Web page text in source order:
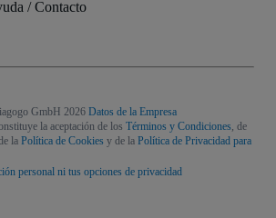
/ Contacto
GmbH 2026 Datos de la Empresa
la aceptación de los Términos y Condiciones, de
la Política de Cookies y de la Política de Privacidad para
personal ni tus opciones de privacidad